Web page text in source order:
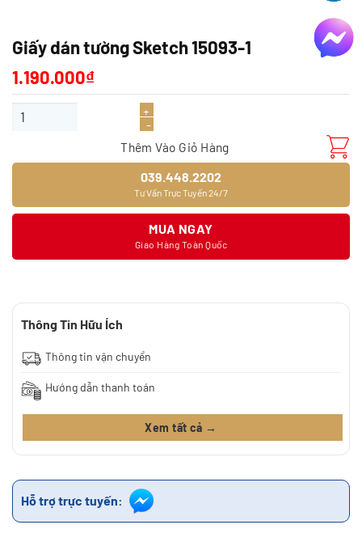
Giấy dán tường Sketch 15093-1
1.190.000₫
Giấy dán tường Sketch 15093-1 số lượng
Thêm Vào Giỏ Hàng
039.448.2202
Tư Vấn Trực Tuyến 24/7
MUA NGAY
Giao Hàng Toàn Quốc
Thông Tin Hữu Ích
Thông tin vận chuyển
Hướng dẫn thanh toán
Xem tất cả →
Hỗ trợ trực tuyến: